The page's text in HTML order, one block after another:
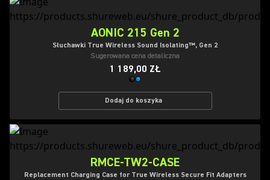
AONIC 215 Gen 2
Słuchawki True Wireless Sound Isolating™, Gen 2
Sugerowana cena detaliczna
1 189,00 ZŁ
Dodaj do koszyka
RMCE-TW2-CASE
Replacement Charging Case for True Wireless Secure Fit Adapters